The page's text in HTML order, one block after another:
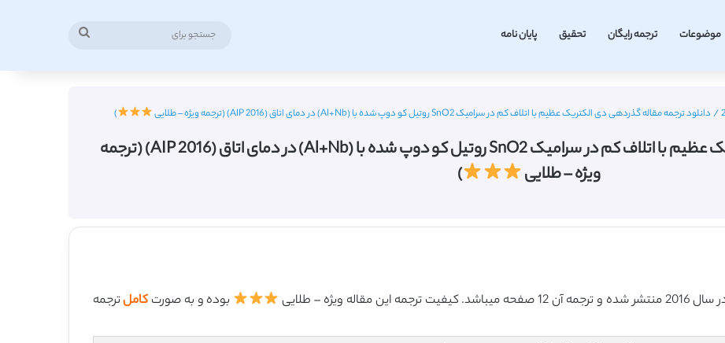
موضوعات ترجمه رایگان تحقیق پایان نامه
/ دانلود ترجمه مقاله گذردهی دی الکتریک عظیم با اتلاف کم در سرامیک SnO2 روتیل کو دوپ شده با (Al+Nb) در دمای اتاق (AIP 2016) (ترجمه ویژه – طلایی )
دانلود ترجمه مقاله گذردهی دی الکتریک عظیم با اتلاف کم در سرامیک SnO2 روتیل کو دوپ شده با (Al+Nb) در دمای اتاق (AIP 2016) (ترجمه
ویژه – طلایی
)
بوده و به صورتکاملترجمه